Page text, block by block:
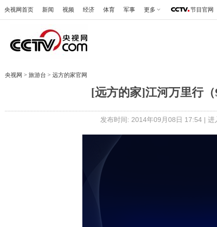
央视网首页 新闻 视频 经济 体育 军事 更多 节目官网
央视网 > 旅游台 > 远方的家官网
[远方的家]江河万里行
发布时间: 2014年09月08日 17:54 | 进